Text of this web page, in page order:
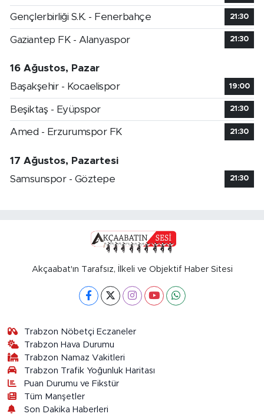
Gençlerbirliği S.K. - Fenerbahçe 21:30
Gaziantep FK - Alanyaspor 21:30
16 Ağustos, Pazar
Başakşehir - Kocaelispor
19:00
Beşiktaş - Eyüpspor 21:30
Amed - Erzurumspor FK 21:30
17 Ağustos, Pazartesi
Samsunspor - Göztepe
21:30
Akçaabat'ın Tarafsız, İlkeli ve Objektif Haber Sitesi
Trabzon Nöbetçi Eczaneler
Trabzon Hava Durumu
Trabzon Namaz Vakitleri
Trabzon Trafik Yoğunluk Haritası
Puan Durumu ve Fikstür
Tüm Manşetler
Son Dakika Haberleri